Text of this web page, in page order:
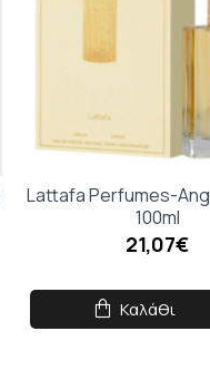
Lattafa Perfumes-
100ml
21,07€
Καλάθι